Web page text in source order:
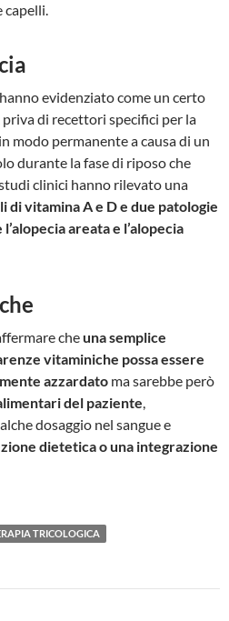
capelli.
evidenziato come un certo
di recettori specifici per la
modo permanente a causa di un
durante la fase di riposo che
clinici hanno rilevato una
vitamina A e D e due patologie
areata e l’alopecia
cheuna semplice
vitaminiche possa essere
azzardato ma sarebbe però
del paziente,
dosaggio nel sangue e
dietetica o una integrazione
TRICOLOGICA